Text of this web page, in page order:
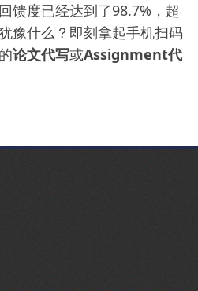
馈度已经达到了98.7%，超
豫什么？即刻拿起手机扫码
论文代写或Assignment代